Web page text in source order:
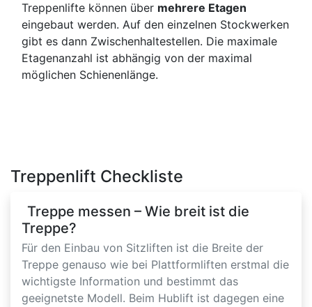
Treppenlifte können über mehrere Etagen
eingebaut werden. Auf den einzelnen Stockwerken
gibt es dann Zwischenhaltestellen. Die maximale
Etagenanzahl ist abhängig von der maximal
möglichen Schienenlänge.
Treppenlift Checkliste
Treppe messen – Wie breit ist die
Treppe?
Für den Einbau von Sitzliften ist die Breite der
Treppe genauso wie bei Plattformliften erstmal die
wichtigste Information und bestimmt das
geeignetste Modell. Beim Hublift ist dagegen eine